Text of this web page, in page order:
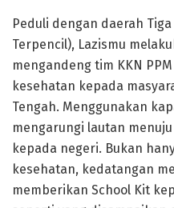
Peduli dengan daerah
Terpencil), Lazismu
mengandeng tim KKN
kesehatan kepada
Tengah. Menggunakan
mengarungi lautan
kepada negeri. Bukan
kesehatan, kedatangan
memberikan School Kit